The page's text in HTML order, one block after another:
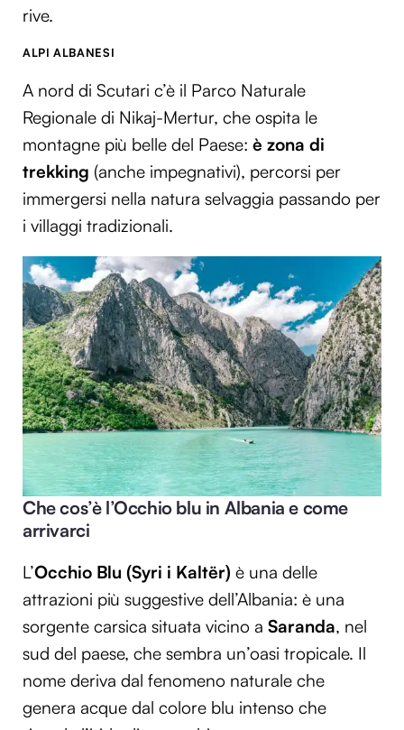
rive.
ALPI ALBANESI
A nord di Scutari c’è il Parco Naturale
Regionale di Nikaj-Mertur, che ospita le
montagne più belle del Paese: è zona di
trekking (anche impegnativi), percorsi per
immergersi nella natura selvaggia passando per
i villaggi tradizionali.
Che cos’è l’Occhio blu in Albania e come
arrivarci
L’Occhio Blu (Syri i Kaltër) è una delle
attrazioni più suggestive dell’Albania: è una
sorgente carsica situata vicino a Saranda, nel
sud del paese, che sembra un’oasi tropicale. Il
nome deriva dal fenomeno naturale che
genera acque dal colore blu intenso che